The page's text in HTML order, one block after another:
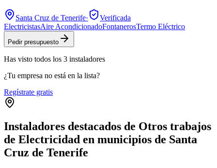
Santa Cruz de Tenerife·
Verificada
ElectricistasAire AcondicionadoFontanerosTermo Eléctrico
Pedir presupuesto
Has visto todos los 3 instaladores
¿Tu empresa no está en la lista?
Regístrate gratis
Instaladores destacados de Otros trabajos
de Electricidad en municipios de Santa
Cruz de Tenerife